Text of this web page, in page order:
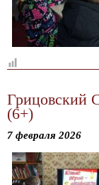
Грицовский
(6+)
7 февраля 2026